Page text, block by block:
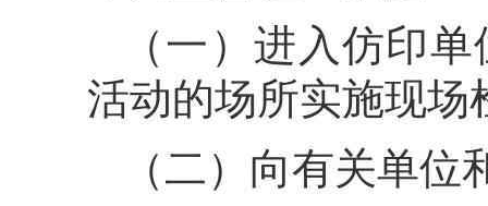
（一）进入仿印
活动的场所实施现场
（二）向有关单